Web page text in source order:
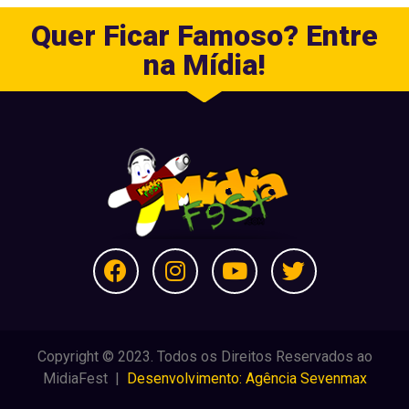
Quer Ficar Famoso? Entre
na Mídia!
Copyright © 2023. Todos os Direitos Reservados ao
MidiaFest | Desenvolvimento: Agência Sevenmax